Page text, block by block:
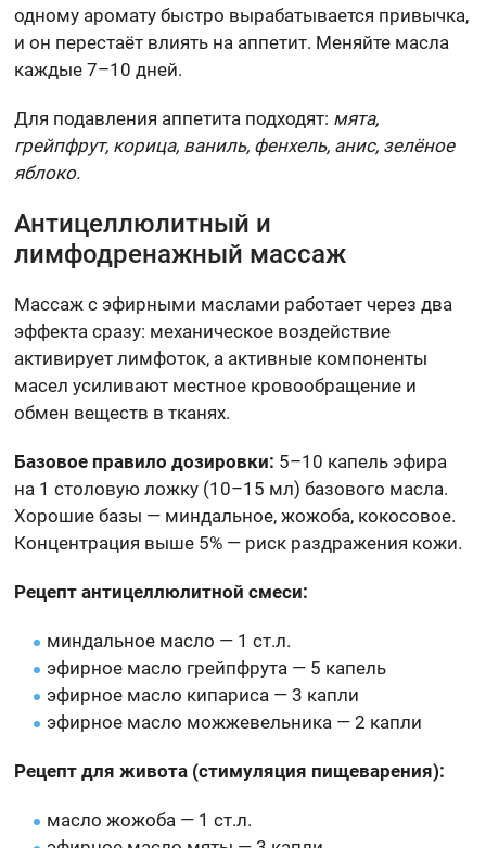
одному аромату быстро вырабатывается привычка,
и он перестаёт влиять на аппетит. Меняйте масла
каждые 7–10 дней.
Для подавления аппетита подходят: мята,
грейпфрут, корица, ваниль, фенхель, анис, зелёное
яблоко.
Антицеллюлитный и
лимфодренажный массаж
Массаж с эфирными маслами работает через два
эффекта сразу: механическое воздействие
активирует лимфоток, а активные компоненты
масел усиливают местное кровообращение и
обмен веществ в тканях.
Базовое правило дозировки: 5–10 капель эфира
на 1 столовую ложку (10–15 мл) базового масла.
Хорошие базы — миндальное, жожоба, кокосовое.
Концентрация выше 5% — риск раздражения кожи.
Рецепт антицеллюлитной смеси:
миндальное масло — 1 ст.л.
эфирное масло грейпфрута — 5 капель
эфирное масло кипариса — 3 капли
эфирное масло можжевельника — 2 капли
Рецепт для живота (стимуляция пищеварения):
масло жожоба — 1 ст.л.